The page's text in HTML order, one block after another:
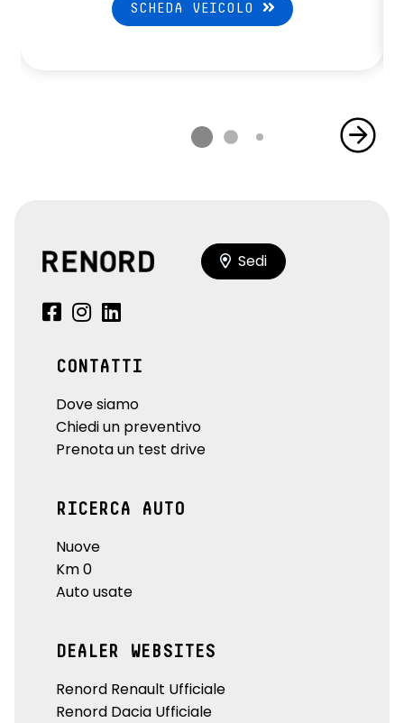
SCHEDA VEICOLO
Sedi
CONTATTI
Dove siamo
Chiedi un preventivo
Prenota un test drive
RICERCA AUTO
Nuove
Km 0
Auto usate
DEALER WEBSITES
Renord Renault Ufficiale
Renord Dacia Ufficiale